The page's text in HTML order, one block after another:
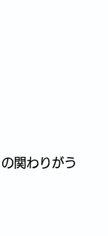
関わりがう